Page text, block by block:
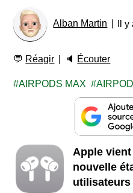
Alban Martin Il
💬 Réagir 🔈 Écouter
AIRPODS MAX
Apple
nouvelle
utilisateurs